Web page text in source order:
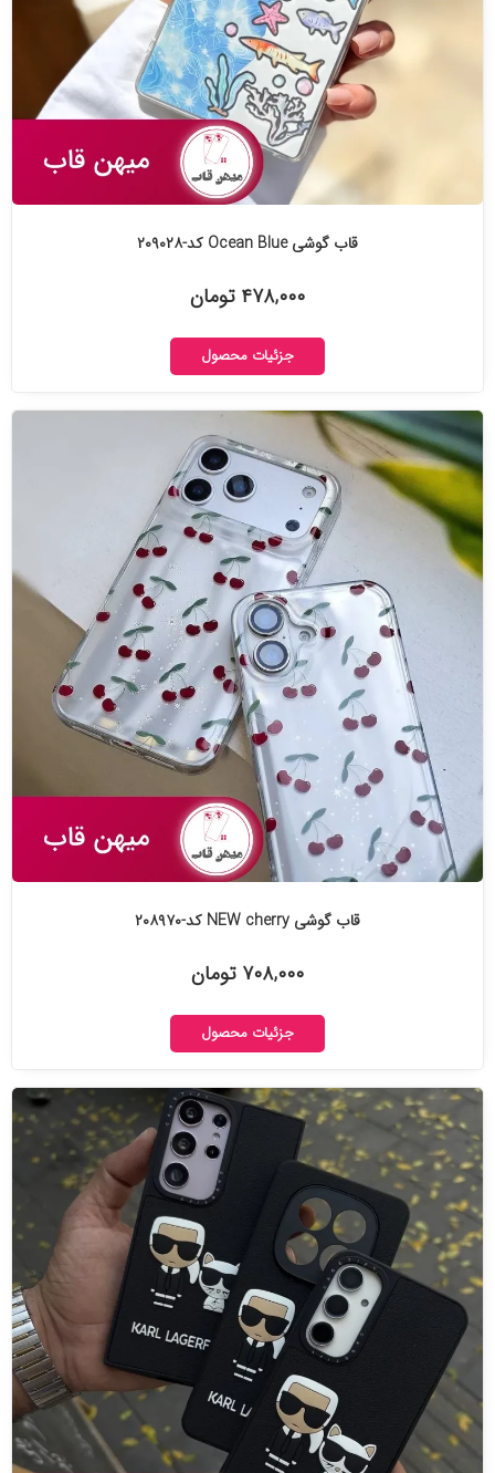
قاب گوشی Ocean Blue کد-۲۰۹۰۲۸
۴۷۸,۰۰۰ تومان
جزئیات محصول
قاب گوشی NEW cherry کد-۲۰۸۹۷۰
۷۰۸,۰۰۰ تومان
جزئیات محصول